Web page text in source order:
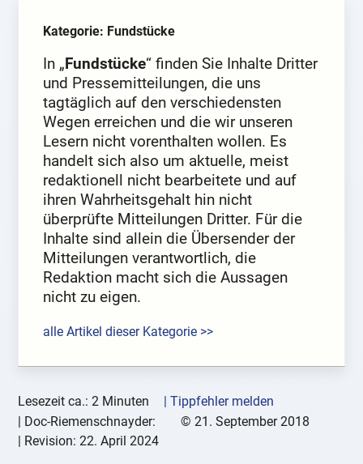
Kategorie: Fundstücke
In „Fundstücke“ finden Sie Inhalte Dritter
und Pressemitteilungen, die uns
tagtäglich auf den verschiedensten
Wegen erreichen und die wir unseren
Lesern nicht vorenthalten wollen. Es
handelt sich also um aktuelle, meist
redaktionell nicht bearbeitete und auf
ihren Wahrheitsgehalt hin nicht
überprüfte Mitteilungen Dritter. Für die
Inhalte sind allein die Übersender der
Mitteilungen verantwortlich, die
Redaktion macht sich die Aussagen
nicht zu eigen.
alle Artikel dieser Kategorie >>
Lesezeit ca.: 2 Minuten
| Tippfehler melden
| Doc-Riemenschnayder: © 21. September 2018
| Revision:22. April 2024